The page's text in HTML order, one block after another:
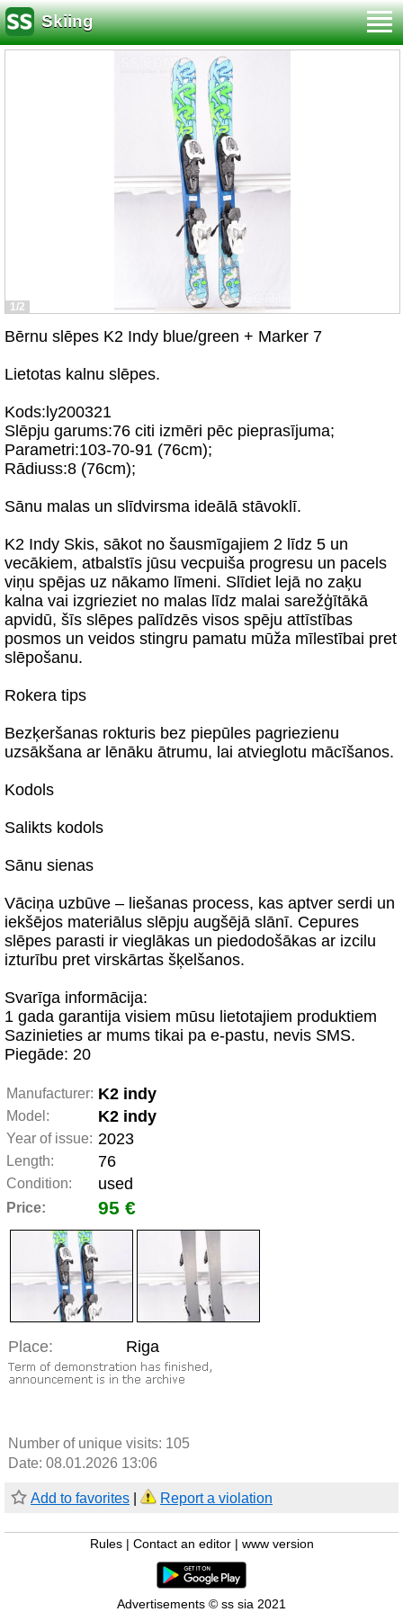
Skiing
1/2
Bērnu slēpes K2 Indy blue/green + Marker 7
Lietotas kalnu slēpes.
Kods:ly200321
Slēpju garums:76 citi izmēri pēc pieprasījuma;
Parametri:103-70-91 (76cm);
Rādiuss:8 (76cm);
Sānu malas un slīdvirsma ideālā stāvoklī.
K2 Indy Skis, sākot no šausmīgajiem 2 līdz 5 un
vecākiem, atbalstīs jūsu vecpuiša progresu un pacels
viņu spējas uz nākamo līmeni. Slīdiet lejā no zaķu
kalna vai izgrieziet no malas līdz malai sarežģītākā
apvidū, šīs slēpes palīdzēs visos spēju attīstības
posmos un veidos stingru pamatu mūža mīlestībai pret
slēpošanu.
Rokera tips
Bezķeršanas rokturis bez piepūles pagriezienu
uzsākšana ar lēnāku ātrumu, lai atvieglotu mācīšanos.
Kodols
Salikts kodols
Sānu sienas
Vāciņa uzbūve – liešanas process, kas aptver serdi un
iekšējos materiālus slēpju augšējā slānī. Cepures
slēpes parasti ir vieglākas un piedodošākas ar izcilu
izturību pret virskārtas šķelšanos.
Svarīga informācija:
1 gada garantija visiem mūsu lietotajiem produktiem
Sazinieties ar mums tikai pa e-pastu, nevis SMS.
Piegāde: 20
Manufacturer: K2 indy
Model: K2 indy
Year of issue: 2023
Length: 76
Condition: used
Price: 95 €
Place: Riga
Number of unique visits: 105
Date: 08.01.2026 13:06
Add to favorites Report a violation
Rules Contact an editor www version
Advertisements © ss sia 2021